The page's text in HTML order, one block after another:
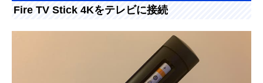
Fire TV Stick 4Kをテレビに接続